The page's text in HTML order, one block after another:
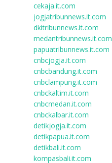
cekaja.it.com
jogjatribunnews.it.com
dkitribunnews.it.com
medantribunnews.it.com
papuatribunnews.it.com
cnbcjogja.it.com
cnbcbandung.it.com
cnbclampung.it.com
cnbckaltim.it.com
cnbcmedan.it.com
cnbckalbar.it.com
detikjogja.it.com
detikpapua.it.com
detikbali.it.com
kompasbali.it.com